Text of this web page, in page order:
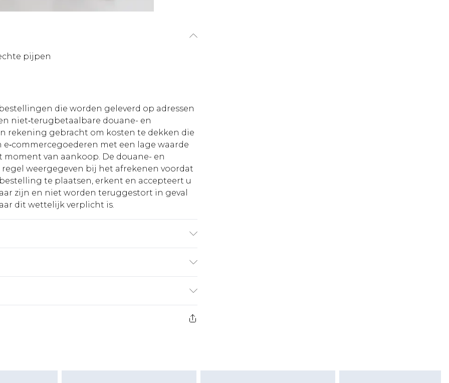
pijpen
die worden geleverd op adressen
niet‑terugbetaalbare douane- en
rekening gebracht om kosten te dekken die
met een lage waarde
van aankoop. De douane- en
weergegeven bij het afrekenen voordat
te plaatsen, erkent en accepteert u
zijn en niet worden teruggestort in geval
dit wettelijk verplicht is.
€5.99
€14.99